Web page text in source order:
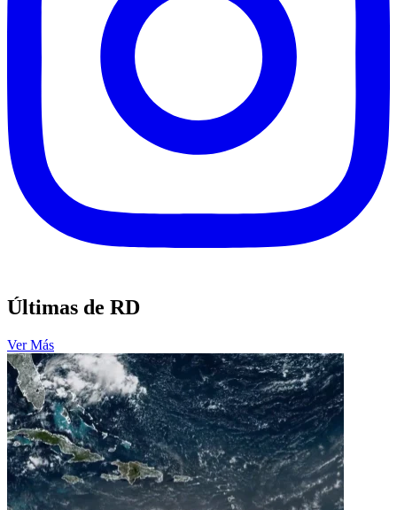
Últimas de RD
Ver Más